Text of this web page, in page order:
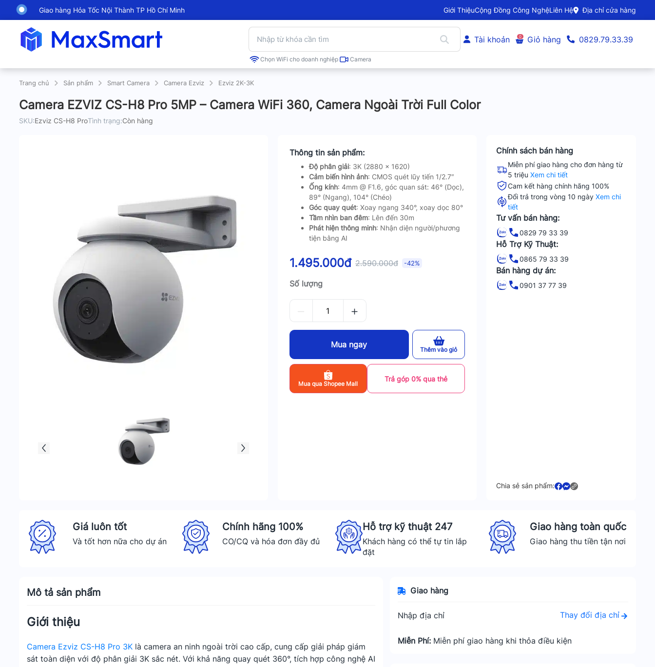
Giao hàng Hỏa Tốc Nội Thành TP Hồ Chí Minh Giới ThiệuCộng Đồng Công NghệLiên Hệ Địa chỉ cửa hàng
Chọn WiFi cho doanh nghiệp Camera
Tài khoản 0 Giỏ hàng 0829.79.33.39
Trang chủ Sản phẩm Smart Camera Camera Ezviz Ezviz 2K-3K
Camera EZVIZ CS-H8 Pro 5MP – Camera WiFi 360, Camera Ngoài Trời Full Color
SKU:Ezviz CS-H8 ProTình trạng:Còn hàng
Thông tin sản phẩm:
Độ phân giải: 3K (2880 x 1620)
Cảm biến hình ảnh: CMOS quét lũy tiến 1/2.7″
Ống kính: 4mm @ F1.6, góc quan sát: 46° (Dọc),
89° (Ngang), 104° (Chéo)
Góc quay quét: Xoay ngang 340°, xoay dọc 80°
Tầm nhìn ban đêm: Lên đến 30m
Phát hiện thông minh: Nhận diện người/phương
tiện bằng AI
1.495.000đ 2.590.000đ -42%
Số lượng
Mua ngay Thêm vào giỏ
Mua qua Shopee Mall
Trả góp 0% qua thẻ
Chính sách bán hàng
Miễn phí giao hàng cho đơn hàng từ
5 triệuXem chi tiết
Cam kết hàng chính hãng 100%
Đổi trả trong vòng 10 ngàyXem chi
tiết
Tư vấn bán hàng:
0829 79 33 39
Hỗ Trợ Kỹ Thuật:
0865 79 33 39
Bán hàng dự án:
0901 37 77 39
Chia sẻ sản phẩm:
Giá luôn tốt
Và tốt hơn nữa cho dự án
Chính hãng 100%
CO/CQ và hóa đơn đầy đủ
Hỗ trợ kỹ thuật 247
Khách hàng có thể tự tin lắp
đặt
Giao hàng toàn quốc
Giao hàng thu tiền tận nơi
Mô tả sản phẩm
Giới thiệu
Camera Ezviz CS-H8 Pro 3K là camera an ninh ngoài trời cao cấp, cung cấp giải pháp giám
sát toàn diện với độ phân giải 3K sắc nét. Với khả năng quay quét 360°, tích hợp công nghệ AI
Giao hàng
Nhập địa chỉ Thay đổi địa chỉ
Miễn Phí: Miễn phí giao hàng khi thỏa điều kiện